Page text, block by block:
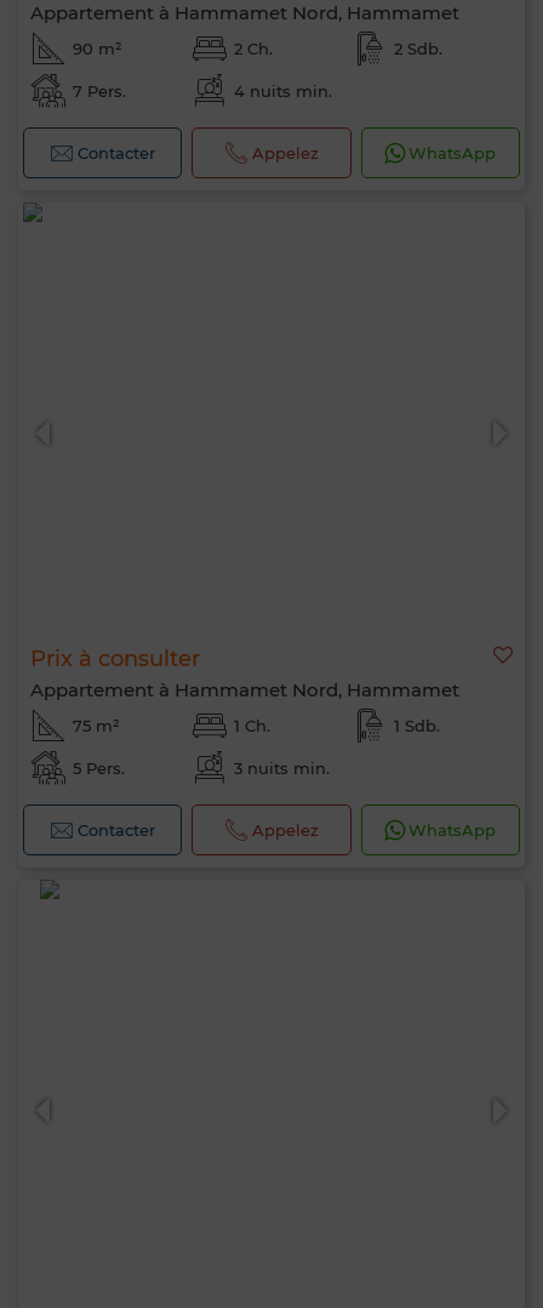
Appartement à Hammamet Nord, Hammamet
90 m² 2 Ch. 2 Sdb.
7 Pers. 4 nuits min.
Contacter Appelez WhatsApp
Prix à consulter
Appartement à Hammamet Nord, Hammamet
75 m² 1 Ch. 1 Sdb.
5 Pers. 3 nuits min.
Contacter Appelez WhatsApp